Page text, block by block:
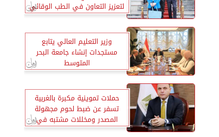
لتعزيز التعاون في الطب الوقائي
وزير التعليم العالي يتابع
مستجدات إنشاء جامعة البحر
المتوسط
حملات تموينية مكبرة بالغربية
تسفر عن ضبط لحوم مجهولة
المصدر ومخللات مشتبه في
صلاحيتها